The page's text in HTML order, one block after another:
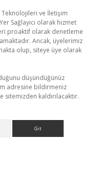
Teknolojileri ve İletişim
Sağlayıcı olarak hizmet
proaktif olarak denetleme
Ancak, üyelerimiz
olup, siteye üye olarak
düşündüğünüz
adresine bildirmeniz
kaldırılacaktır.